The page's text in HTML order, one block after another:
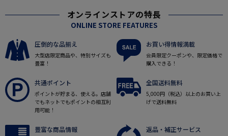
オンラインストアの特長
ONLINE STORE FEATURES
圧倒的な品揃え
大型店限定商品や、特別サイズも
豊富！
お買い得情報満載
会員限定クーポンや、限定価格で
購入できる！
共通ポイント
ポイントが貯まる、使える。店舗
でもネットでもポイントの相互利
用可能！
全国送料無料
5,000円（税込）以上のお買い上
げで送料無料
豊富な商品情報 返品・補正サービス